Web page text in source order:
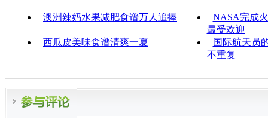
澳洲辣妈水果减肥食谱万人追捧
NASA完成
最受欢迎
西瓜皮美味食谱清爽一夏
国际航天员
不重复